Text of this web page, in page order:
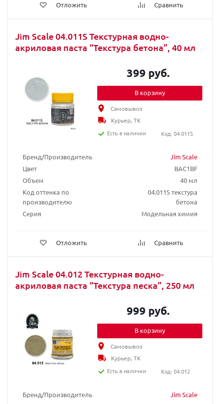
Отложить Сравнить
Jim Scale 04.011S Текстурная водно-
акриловая паста “Текстура бетона”, 40 мл
Бренд/Производитель
Jim Scale
Цвет
BAC1BF
Объем
40 мл
Код оттенка по
производителю
04.011S текстура
бетона
Серия
Модельная химия
Отложить Сравнить
399 руб.
В корзину
Самовывоз
Курьер, ТК
Есть в наличии
Код: 04.011S
Jim Scale 04.012 Текстурная водно-
акриловая паста “Текстура песка”, 250 мл
Бренд/Производитель
Jim Scale
999 руб.
В корзину
Самовывоз
Курьер, ТК
Есть в наличии
Код: 04.012